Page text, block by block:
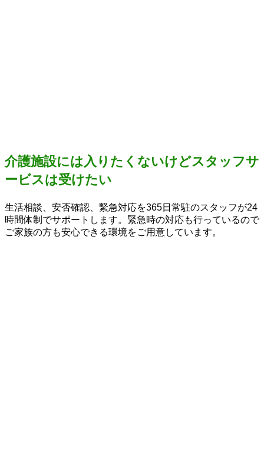
介護施設には入りたくないけどスタッフサ
ービスは受けたい
生活相談、安否確認、緊急対応を365日常駐のスタッフが24
時間体制でサポートします。緊急時の対応も行っているので
ご家族の方も安心できる環境をご用意しています。